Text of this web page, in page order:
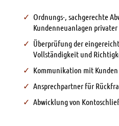
Ordnungs-, sachgerechte
Kundenneuanlagen privater
Überprüfung der
Vollständigkeit und
Kommunikation mit
Ansprechpartner für
Abwicklung von